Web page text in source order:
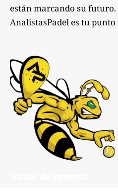
están marcando su
AnalistasPadel es tu